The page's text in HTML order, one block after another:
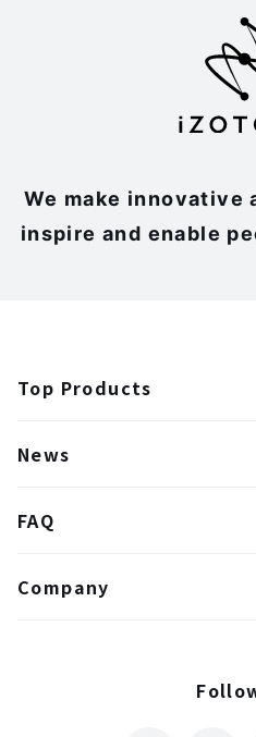
We make innovative
inspire and enable
Top Products
News
FAQ
Company